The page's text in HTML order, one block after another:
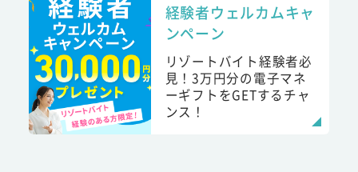
経験者ウェルカムキャ
ンペーン
リゾートバイト経験者必
見！3万円分の電子マネ
ーギフトをGETするチャ
ンス！